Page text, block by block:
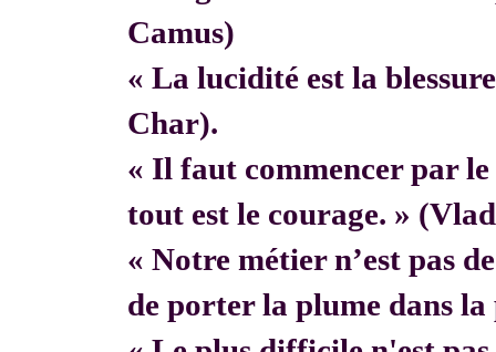
Camus)
« La lucidité est la
Char).
« Il faut commencer par le
tout est le courage. »
« Notre métier n’est pas
de porter la plume dans